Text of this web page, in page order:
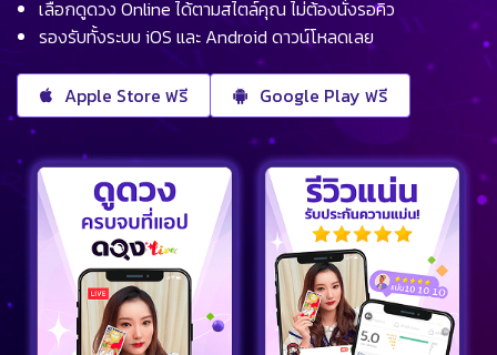
เลือกดูดวง Online ได้ตามสไตล์คุณ ไม่ต้องนั่งรอคิว
รองรับทั้งระบบ iOS และ Android ดาวน์โหลดเลย
Apple Store ฟรี Google Play ฟรี